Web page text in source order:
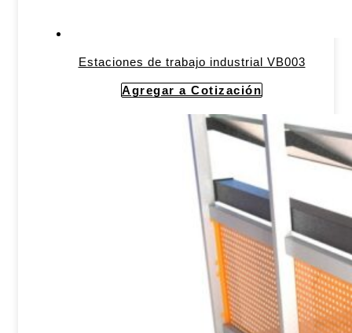
Estaciones de trabajo industrial VB003
Agregar a Cotización